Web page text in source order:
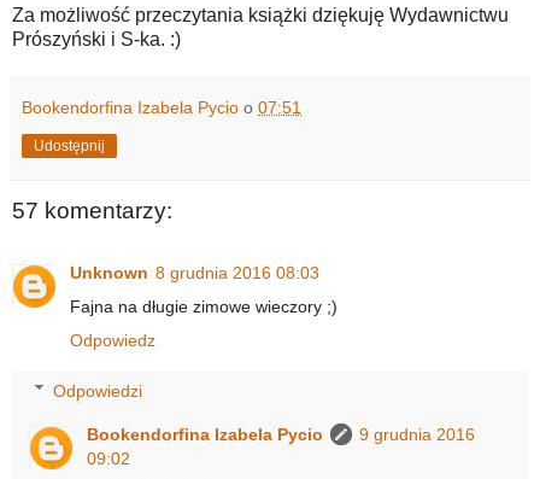
Za możliwość przeczytania książki dziękuję Wydawnictwu
Prószyński i S-ka. :)
Bookendorfina Izabela Pycio o 07:51
Udostępnij
57 komentarzy:
Unknown 8 grudnia 2016 08:03
Fajna na długie zimowe wieczory ;)
Odpowiedz
Odpowiedzi
Bookendorfina Izabela Pycio
9 grudnia 2016
09:02